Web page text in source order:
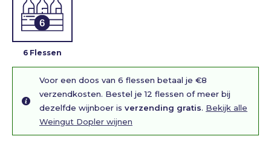
6 Flessen
Voor een doos van 6 flessen betaal je €8
verzendkosten. Bestel je 12 flessen of meer bij
dezelfde wijnboer is verzending gratis. Bekijk alle
Weingut Dopler wijnen